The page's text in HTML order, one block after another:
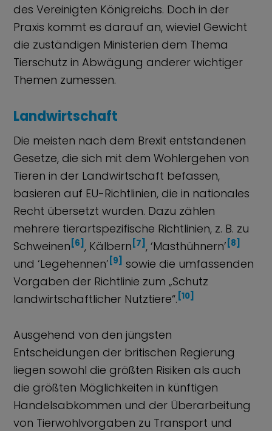
des Vereinigten Königreichs. Doch in der
Praxis kommt es darauf an, wieviel Gewicht
die zuständigen Ministerien dem Thema
Tierschutz in Abwägung anderer wichtiger
Themen zumessen.
Landwirtschaft
Die meisten nach dem Brexit entstandenen
Gesetze, die sich mit dem Wohlergehen von
Tieren in der Landwirtschaft befassen,
basieren auf EU-Richtlinien, die in nationales
Recht übersetzt wurden. Dazu zählen
mehrere tierartspezifische Richtlinien, z. B. zu
Schweinen [6] , Kälbern [7] , ‘Masthühnern’ [8]
und ‘Legehennen’ [9] sowie die umfassenden
Vorgaben der Richtlinie zum „Schutz
landwirtschaftlicher Nutztiere“. [10]
Ausgehend von den jüngsten
Entscheidungen der britischen Regierung
liegen sowohl die größten Risiken als auch
die größten Möglichkeiten in künftigen
Handelsabkommen und der Überarbeitung
von Tierwohlvorgaben zu Transport und